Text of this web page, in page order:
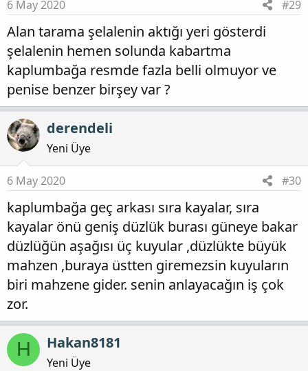
6 May 2020 #29
Alan tarama şelalenin aktığı yeri gösterdi
şelalenin hemen solunda kabartma
kaplumbağa resmde fazla belli olmuyor ve
penise benzer birşey var ?
derendeli
Yeni Üye
6 May 2020 #30
kaplumbağa geç arkası sıra kayalar, sıra
kayalar önü geniş düzlük burası güneye bakar
düzlüğün aşağısı üç kuyular ,düzlükte büyük
mahzen ,buraya üstten giremezsin kuyuların
biri mahzene gider. senin anlayacağın iş çok
zor.
H Hakan8181
Yeni Üye